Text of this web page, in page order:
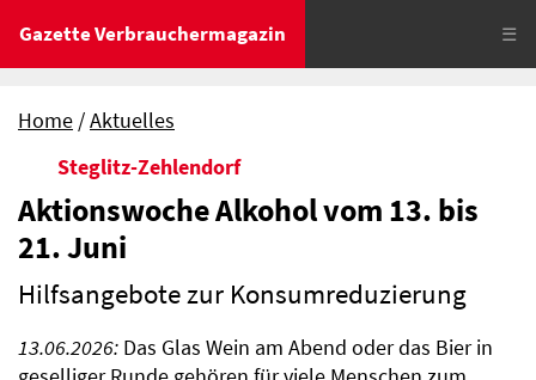
Gazette Verbrauchermagazin ☰
Home
Aktuelles
Steglitz-Zehlendorf
Aktionswoche Alkohol vom 13. bis
21. Juni
Hilfsangebote zur Konsumreduzierung
13.06.2026: Das Glas Wein am Abend oder das Bier in